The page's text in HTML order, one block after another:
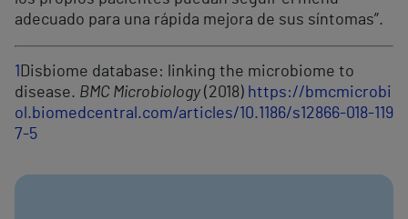
adecuado para una rápida mejora de sus síntomas”.
1 Disbiome database: linking the microbiome to
disease. BMC Microbiology (2018) https://bmcmicrobi
ol.biomedcentral.com/articles/10.1186/s12866-018-119
7-5